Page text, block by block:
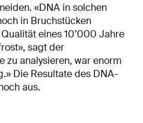
«DNA in solchen
in Bruchstücken
eines 10’000 Jahre
sagt der
zu analysieren, war enorm
Die Resultate des DNA-
aus.